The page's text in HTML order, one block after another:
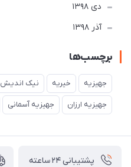
دی 1398
آذر 1398
برچسب‌ها
جهیزیه خیریه نیک اندیش
جهیزیه ارزان جهیزیه آسمانی
پشتیبانی ۲۴ ساعته